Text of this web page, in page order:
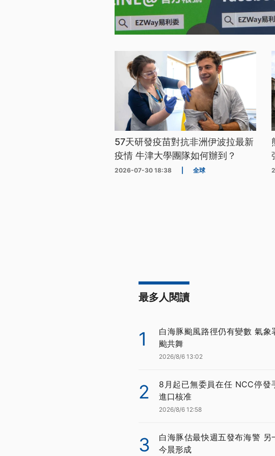
57天研發疫苗對抗非洲伊波拉最新
疫情 牛津大學團隊如何辦到？
2026-07-30 18:38 全球
最多人閱讀
1
白海豚颱風路徑仍有變數 氣象
颱共舞
2026/8/6 13:02
2
8月起已無委員在任 NCC停發
進口核准
2026/8/6 12:58
3
白海豚估最快週五發布海警 另
今晨形成